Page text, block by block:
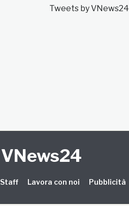
Tweets by VNews24
VNews24
Staff Lavora con noi Pubblicità